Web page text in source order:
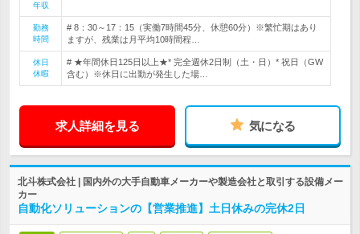
年収
勤務
時間
# 8：30～17：15（実働7時間45分、休憩60分）※繁忙期はあり
ますが、残業は月平均10時間程…
休日
休暇
# ★年間休日125日以上★* 完全週休2日制（土・日）* 祝日（GW
含む）※休日に出勤が発生した場…
求人詳細を見る 気になる
北斗株式会社 | 国内外の大手自動車メーカーや製造会社と取引する設備メー
カー
自動化ソリューションの【営業推進】土日休みの完休2日